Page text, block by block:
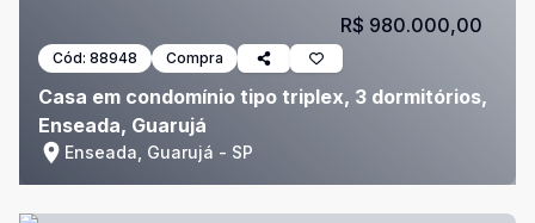
Cód: 88948 Compra
Casa em condomínio tipo triplex, 3 dormitórios,
Enseada, Guarujá
Enseada, Guarujá - SP
R$ 980.000,00